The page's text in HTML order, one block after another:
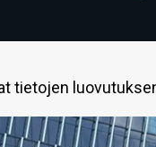
tietojen